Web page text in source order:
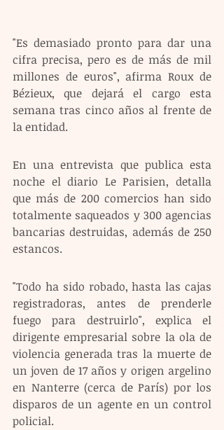
"Es demasiado pronto para dar una
cifra precisa, pero es de más de mil
millones de euros", afirma Roux de
Bézieux, que dejará el cargo esta
semana tras cinco años al frente de
la entidad.
En una entrevista que publica esta
noche el diario Le Parisien, detalla
que más de 200 comercios han sido
totalmente saqueados y 300 agencias
bancarias destruidas, además de 250
estancos.
"Todo ha sido robado, hasta las cajas
registradoras, antes de prenderle
fuego para destruirlo", explica el
dirigente empresarial sobre la ola de
violencia generada tras la muerte de
un joven de 17 años y origen argelino
en Nanterre (cerca de París) por los
disparos de un agente en un control
policial.